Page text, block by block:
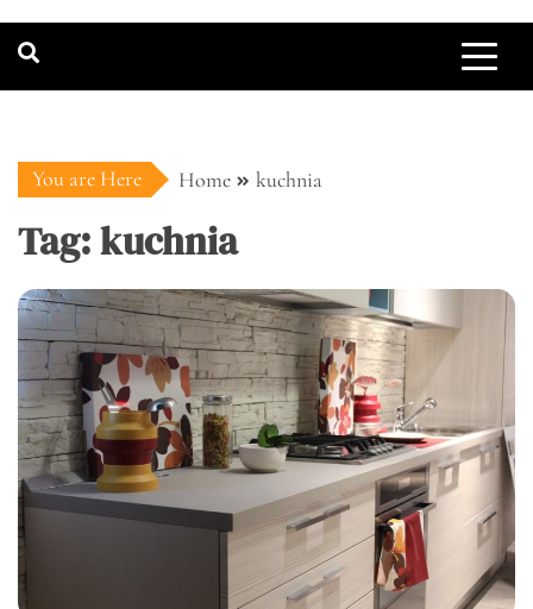
You are Here Home kuchnia
Tag:kuchnia